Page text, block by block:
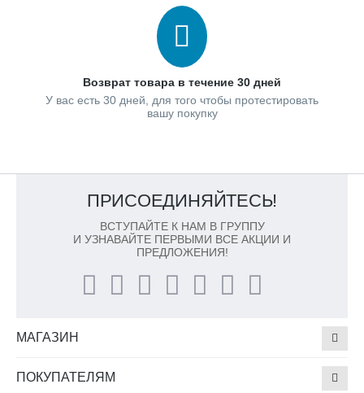
Возврат товара в течение 30 дней
У вас есть 30 дней, для того чтобы протестировать
вашу покупку
ПРИСОЕДИНЯЙТЕСЬ!
ВСТУПАЙТЕ К НАМ В ГРУППУ
И УЗНАВАЙТЕ ПЕРВЫМИ ВСЕ АКЦИИ И
ПРЕДЛОЖЕНИЯ!
МАГАЗИН
ПОКУПАТЕЛЯМ